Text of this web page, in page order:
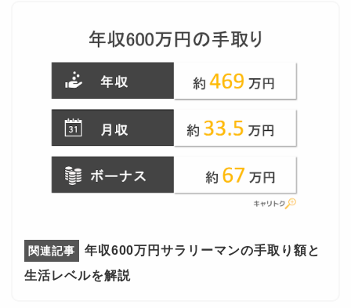
年収600万円サラリーマンの手取り額と
生活レベルを解説